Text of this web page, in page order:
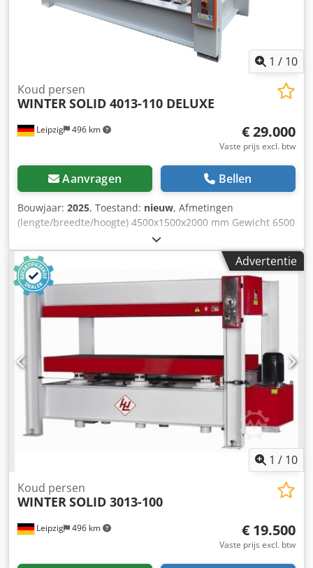
1 / 10
Leipzig 496 km
Koud persen
WINTERSOLID 4013-110 DELUXE
€ 29.000
Vaste prijs excl. btw
Aanvragen Bellen
Bouwjaar: 2025, Toestand: nieuw, Afmetingen
(lengte/breedte/hoogte) 4500x1500x2000 mm Gewicht 6500
kg Totaal benodigd vermogen 2 kW Koud persen SOLID
4013-110 DELUXE - Persoppervlak 4000 x 1350 mm -
stabiele harde aluminium verwarmingsplaten - Totale
persdruk 130 t - met volledig ontworpen persoppervlak =
2,5 kg/cm2 - met de helft van het persoppervlak = 5,0
kg/cm2 - maximaal openingsbreedte 400 mm - 10
hydraulische cilinders Ø 70 mm - Hydraulische pomp 1,5
indicator - Precieze tandheugelgeleiding voor synchrone
beweging van de druktafel - Veiligheidskoord, CE Credpfx
Aov A Hmdenkef - Afmetingen 4500 x 1500 x 2000 mm -
Advertentie
1 / 10
Leipzig 496 km
Koud persen
WINTERSOLID 3013-100
€ 19.500
Vaste prijs excl. btw